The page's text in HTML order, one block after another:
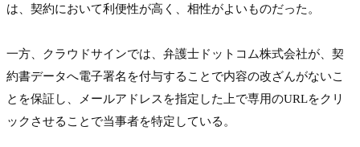
は、契約において利便性が高く、相性がよいものだった。
一方、クラウドサインでは、弁護士ドットコム株式会社が、契
約書データへ電子署名を付与することで内容の改ざんがないこ
とを保証し、メールアドレスを指定した上で専用のURLをクリ
ックさせることで当事者を特定している。